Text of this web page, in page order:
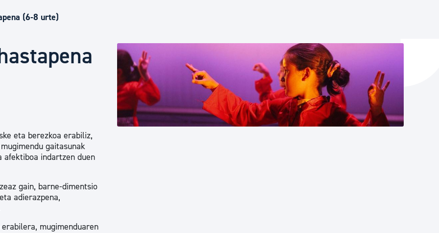
Garapen ekonomikoa eta enplegua
Berdintasuna, Giza Eskubideak eta bizikidetza
Kultura
(6-8 urte)
eta berezkoa erabiliz,
gaitasunak
afektiboa indartzen duen
gain, barne-dimentsio
adierazpena,
mugimenduaren